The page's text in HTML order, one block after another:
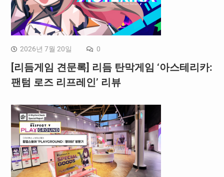
2026년 7월 20일 0
[리듬게임 견문록] 리듬 탄막게임 ‘아스테리카:
팬텀 로즈 리프레인’ 리뷰